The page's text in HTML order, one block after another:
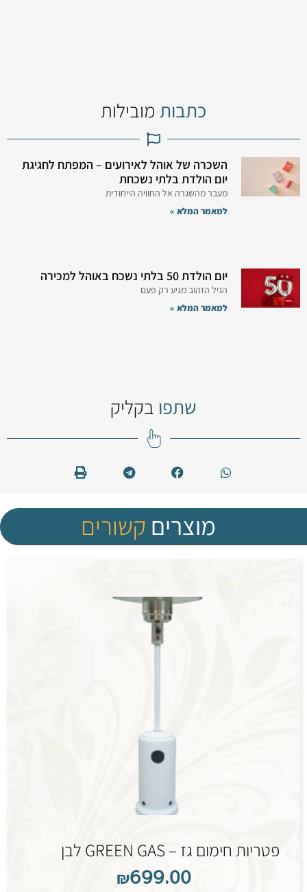
כתבות מובילות
השכרה של אוהל לאירועים – המפתח לחגיגת
יום הולדת בלתי נשכחת
מעבר מהשגרה אל החוויה הייחודית
למאמר המלא »
יום הולדת 50 בלתי נשכח באוהל למכירה
הגיל הזהוב מגיע רק פעם
למאמר המלא »
שתפו בקליק
מוצרים קשורים
פטריות חימום גז – GREEN GAS לבן
₪699.00